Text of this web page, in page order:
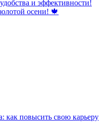
и эффективности!
осени! 🍁
как повысить свою карьеру